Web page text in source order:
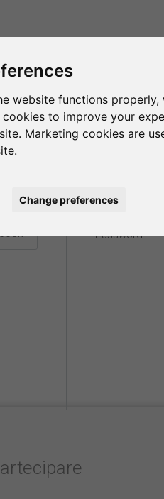
website functions properly,
to improve your
Marketing cookies are
Change preferences
Password*